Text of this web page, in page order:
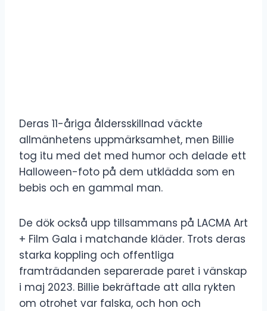
Deras 11-åriga åldersskillnad väckte
allmänhetens uppmärksamhet, men Billie
tog itu med det med humor och delade ett
Halloween-foto på dem utklädda som en
bebis och en gammal man.
De dök också upp tillsammans på LACMA Art
+ Film Gala i matchande kläder. Trots deras
starka koppling och offentliga
framträdanden separerade paret i vänskap
i maj 2023. Billie bekräftade att alla rykten
om otrohet var falska, och hon och